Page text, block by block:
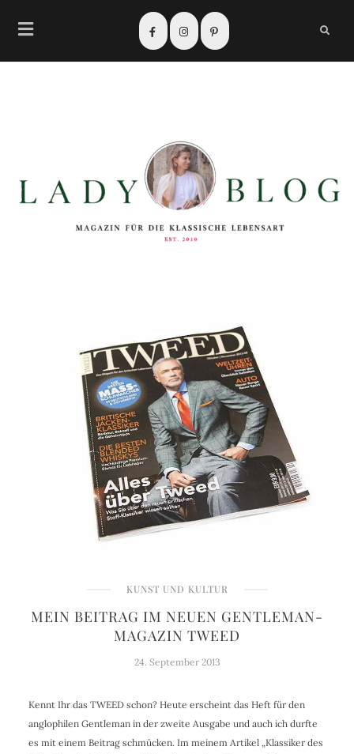
KUNST UND KULTUR
MEIN BEITRAG IM NEUEN GENTLEMAN-
MAGAZIN TWEED
24. September 2013
Kennt Ihr das TWEED schon? Heute erscheint das Heft für den
anglophilen Gentleman in der zweite Ausgabe und auch ich durfte
es mit einem Beitrag schmücken. Im meinem Artikel „Klassiker des